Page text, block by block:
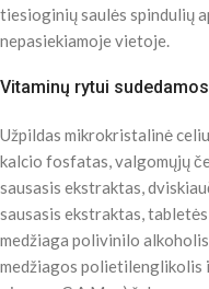
tiesioginių saulės spindulių
nepasiekiamoje vietoje.
Vitaminų rytui
Užpildas mikrokristalinė
kalcio fosfatas, valgomųjų
sausasis ekstraktas,
sausasis ekstraktas,
medžiaga polivinilo
medžiagos polietilenglikolis